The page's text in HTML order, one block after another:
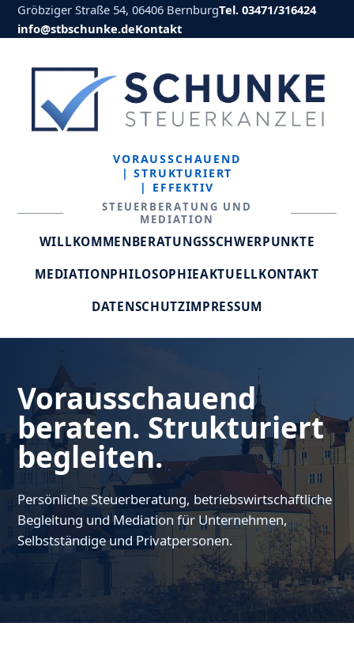
Gröbziger Straße 54, 06406 BernburgTel. 03471/316424
info@stbschunke.deKontakt
VORAUSSCHAUEND
| STRUKTURIERT
| EFFEKTIV
STEUERBERATUNG UND
MEDIATION
WILLKOMMENBERATUNGSSCHWERPUNKTE
MEDIATIONPHILOSOPHIEAKTUELLKONTAKT
DATENSCHUTZIMPRESSUM
Vorausschauend
beraten. Strukturiert
begleiten.
Persönliche Steuerberatung, betriebswirtschaftliche
Begleitung und Mediation für Unternehmen,
Selbstständige und Privatpersonen.